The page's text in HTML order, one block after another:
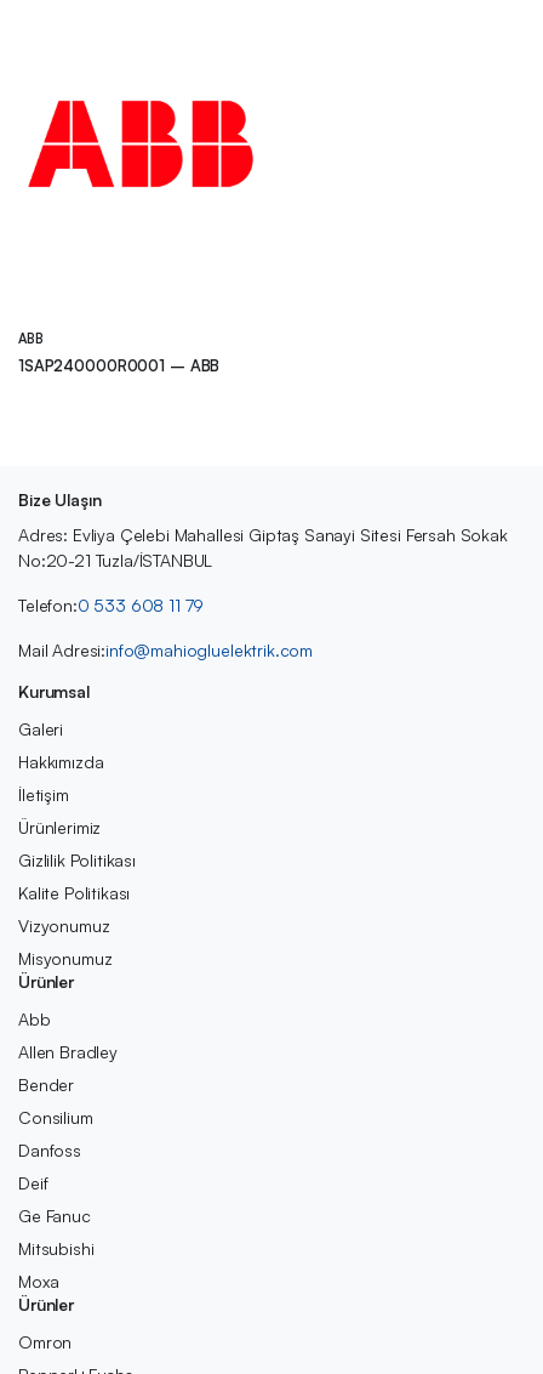
ABB
1SAP240000R0001 – ABB
Bize Ulaşın
Adres: Evliya Çelebi Mahallesi Giptaş Sanayi Sitesi Fersah Sokak
No:20-21 Tuzla/İSTANBUL
Telefon:0 533 608 11 79
Mail Adresi:info@mahiogluelektrik.com
Kurumsal
Galeri
Hakkımızda
İletişim
Ürünlerimiz
Gizlilik Politikası
Kalite Politikası
Vizyonumuz
Misyonumuz
Ürünler
Abb
Allen Bradley
Bender
Consilium
Danfoss
Deif
Ge Fanuc
Mitsubishi
Moxa
Ürünler
Omron